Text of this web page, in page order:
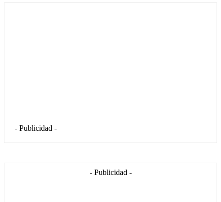
- Publicidad -
- Publicidad -